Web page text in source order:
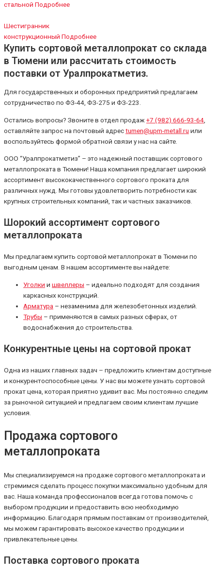
стальной Подробнее
Шестигранник
конструкционный Подробнее
Купить сортовой металлопрокат со склада
в Тюмени или рассчитать стоимость
поставки от Уралпрокатметиз.
Для государственных и оборонных предприятий предлагаем
сотрудничество по ФЗ-44, ФЗ-275 и ФЗ-223.
Остались вопросы? Звоните в отдел продаж +7 (982) 666-93-64
оставляйте запрос на почтовый адресtumen@upm-metall.ru или
воспользуйтесь формой обратной связи у нас на сайте.
ООО “Уралпрокатметиз” – это надежный поставщик сортового
металлопроката в Тюмени! Наша компания предлагает широкий
ассортимент высококачественного сортового проката для
различных нужд. Мы готовы удовлетворить потребности как
крупных строительных компаний, так и частных заказчиков.
Шорокий ассортимент сортового
металлопроката
Мы предлагаем купить сортовой металлопрокат в Тюмени по
выгодным ценам. В нашем ассортименте вы найдете:
Уголки и швеллеры – идеально подходят для создания
каркасных конструкций.
Арматура – незаменима для железобетонных изделий.
Трубы – применяются в самых разных сферах, от
водоснабжения до строительства.
Конкурентные цены на сортовой прокат
Одна из наших главных задач – предложить клиентам доступные
и конкурентоспособные цены. У нас вы можете узнать сортовой
прокат цена, которая приятно удивит вас. Мы постоянно следим
за рыночной ситуацией и предлагаем своим клиентам лучшие
условия.
Продажа сортового
металлопроката
Мы специализируемся на продаже сортового металлопроката и
стремимся сделать процесс покупки максимально удобным для
вас. Наша команда профессионалов всегда готова помочь с
выбором продукции и предоставить всю необходимую
информацию. Благодаря прямым поставкам от производителей,
мы можем гарантировать высокое качество продукции и
привлекательные цены.
Поставка сортового проката